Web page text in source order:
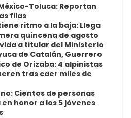
Toluca: Reportan
filas
ritmo a la baja: Llega
quincena de agosto
a titular del Ministerio
de Catalán, Guerrero
de Orizaba: 4 alpinistas
tras caer miles de
Cientos de personas
honor a los 5 jóvenes